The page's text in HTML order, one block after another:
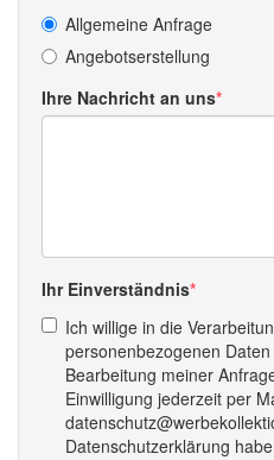
Allgemeine Anfrage
Angebotserstellung
Ihre Nachricht an uns
Ihr Einverständnis
Ich willige in die
personenbezogenen
Bearbeitung meiner
Einwilligung jederzeit per
Datenschutzerklärung